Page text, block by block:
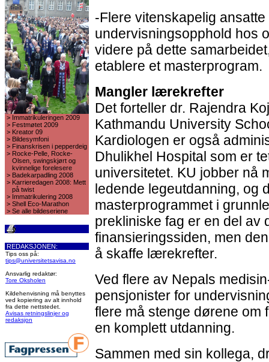
> Immatrikuleringen 2009
> Festmøtet 2009
> Kreator 09
> Bildesymfoni
> Finanskrisen i pepperdeig
> Rocke-Pelle, Rocke-
Olsen, swingskjørt og
kvinnelige forelesere
> Badekarpadling 2008
> Karrieredagen 2008: Mett
på twist
> Immatrikulering 2008
> Shell Eco-Marathon
> Se alle bildeseriene
REDAKSJONEN:
Tips oss på:
tips@universitetsavisa.no
Ansvarlig redaktør:
Tore Oksholen
Kildehenvisning må benyttes
ved kopiering av alt innhold
fra dette nettstedet.
Avisas retningslinjer og
redaksjon
-Flere vitenskapelig
undervisningsopphold hos
videre på dette
etablere et masterprogram.
Mangler lærekrefter
Det forteller dr. Rajendra
Kathmandu University
Kardiologen er også
Dhulikhel Hospital som er
universitetet. KU jobber nå
ledende legeutdanning, og
masterprogrammet i
prekliniske fag er en del av
finansieringssiden, men
å skaffe lærekrefter.
Ved flere av Nepals
pensjonister for
flere må stenge dørene om
en komplett utdanning.
Sammen med sin kollega,